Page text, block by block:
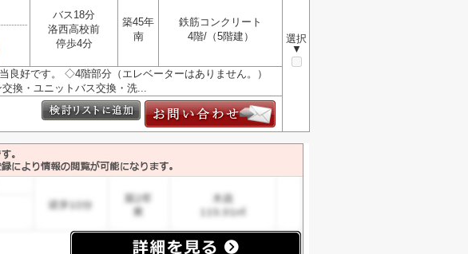
選択
▼
バス18分
洛西高校前
停歩4分
築45年
南
鉄筋コンクリート
4階/（5階建）
好です。 ◇4階部分（エレベーターはありません。）
・ユニットバス交換・洗...